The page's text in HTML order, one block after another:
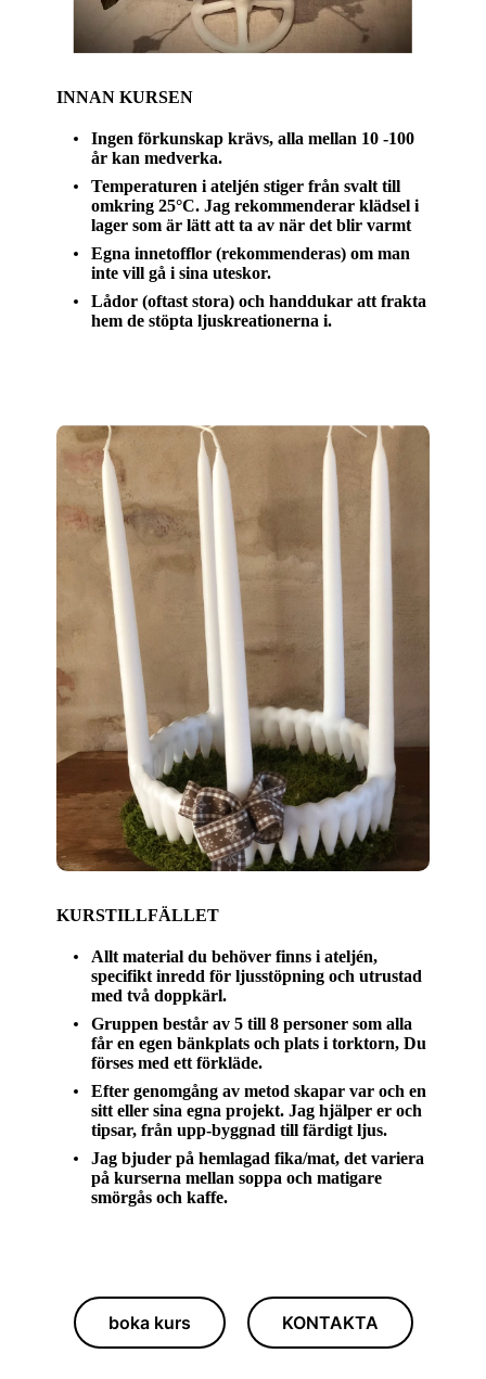
INNAN KURSEN
Ingen förkunskap krävs, alla mellan 10 -100
år kan medverka.
Temperaturen i ateljén stiger från svalt till
omkring 25°C. Jag rekommenderar klädsel i
lager som är lätt att ta av när det blir varmt
Egna innetofflor (rekommenderas) om man
inte vill gå i sina uteskor.
Lådor (oftast stora) och handdukar att frakta
hem de stöpta ljuskreationerna i.
KURSTILLFÄLLET
Allt material du behöver finns i ateljén,
specifikt inredd för ljusstöpning och utrustad
med två doppkärl.
Gruppen består av 5 till 8 personer som alla
får en egen bänkplats och plats i torktorn, Du
förses med ett förkläde.
Efter genomgång av metod skapar var och en
sitt eller sina egna projekt. Jag hjälper er och
tipsar, från upp-byggnad till färdigt ljus.
Jag bjuder på hemlagad fika/mat, det variera
på kurserna mellan soppa och matigare
smörgås och kaffe.
boka kurs KONTAKTA